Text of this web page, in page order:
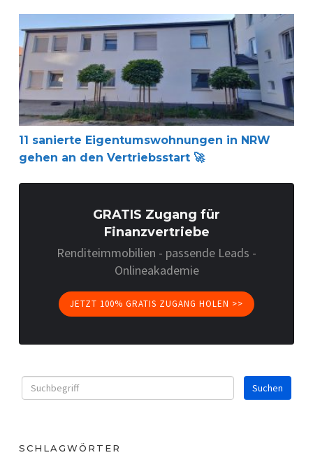
11 sanierte Eigentumswohnungen in NRW gehen an
11 sanierte Eigentumswohnungen in NRW
gehen an den Vertriebsstart 🚀
GRATIS Zugang für
Finanzvertriebe
Renditeimmobilien - passende Leads -
Onlineakademie
JETZT 100% GRATIS ZUGANG HOLEN >>
SCHLAGWÖRTER